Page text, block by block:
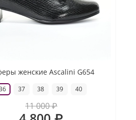
женские Ascalini G654
37 38 39 40
11 000 ₽